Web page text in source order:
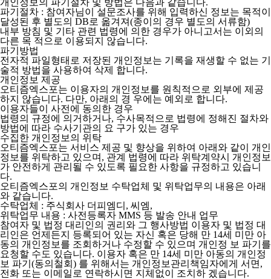
개인정보의 파기절차 및 방법은 다음과 같습니다.
파기절차 : 참여자님이 설문조사를 위해 입력하신 정보는 목적이
달성된 후 별도의 DB로 옮겨져(종이의 경우 별도의 서류함)
내부 방침 및 기타 관련 법령에 의한 경우가 아니고서는 이외의
다른 목 적으로 이용되지 않습니다.
파기방법
전자적 파일형태로 저장된 개인정보는 기록을 재생할 수 없는 기
술적 방법을 사용하여 삭제 합니다.
개인정보 제공
오티즘엑스포는 이용자의 개인정보를 원칙적으로 외부에 제공
하지 않습니다. 다만, 아래의 경 우에는 예외로 합니다.
이용자들이 사전에 동의한 경우
법령의 규정에 의거하거나, 수사목적으로 법령에 정해진 절차와
방법에 따라 수사기관의 요 구가 있는 경우
수집한 개인정보의 위탁
오티즘엑스포는 서비스 제공 및 향상을 위하여 아래와 같이 개인
정보를 위탁하고 있으며, 관계 법령에 따라 위탁계약시 개인정보
가 안전하게 관리될 수 있도록 필요한 사항을 규정하고 있습니
다.
오티즘엑스포의 개인정보 수탁업체 및 위탁업무의 내용은 아래
와 같습니다.
수탁업체 : 주식회사 더피엠디, 씨엠,
위탁업무 내용 : 사전등록자 MMS 등 발송 안내 업무
참여자 및 법정 대리인의 권리와 그 행사방법 이용자 및 법정 대
리인은 언제든지 등록되어 있는 자신 혹은 당해 만 14세 미만 아
동의 개인정보를 조회하거나 수정할 수 있으며 개인정 보 파기를
요청할 수도 있습니다. 이용자 혹은 만 14세 미만 아동의 개인정
보 파기(동의철회) 를 위해서는 개인정보관리책임자에게 서면,
전화 또는 이메일로 연락하시면 지체없이 조치하 겠습니다.